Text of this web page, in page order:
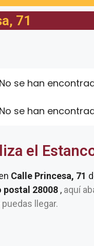
71
No se han
No se han
el
Calle Princesa, 71
28008 , aquí
llegar.